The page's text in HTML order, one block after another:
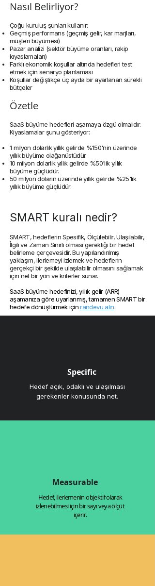
Nasıl Belirliyor?
Çoğu kuruluş şunları kullanır:
Geçmiş performans (geçmiş gelir, kar marjları,
müşteri büyümesi)
Pazar analizi (sektör büyüme oranları, rakip
kıyaslamaları)
Farklı ekonomik koşullar altında hedefleri test
etmek için senaryo planlaması
Koşullar değiştikçe üç ayda bir ayarlanan sürekli
bütçeler
Özetle
SaaS büyüme hedefleri aşamaya özgü olmalıdır.
Kıyaslamalar şunu gösteriyor:
1 milyon dolarlık yıllık gelirde %150'nin üzerinde
yıllık büyüme olağanüstüdür.
10 milyon dolarlık yıllık gelirde %50'lik yıllık
büyüme güçlüdür.
50 milyon doların üzerinde yıllık gelirde %25'lik
yıllık büyüme güçlüdür.
SMART kuralı nedir?
SMART, hedeflerin Spesifik, Ölçülebilir, Ulaşılabilir,
İlgili ve Zaman Sınırlı olması gerektiği bir hedef
belirleme çerçevesidir. Bu yapılandırılmış
yaklaşım, ilerlemeyi izlemek ve hedeflerin
gerçekçi bir şekilde ulaşılabilir olmasını sağlamak
için net bir yön ve kriterler sunar.
SaaS büyüme hedefinizi, yıllık gelir (ARR)
aşamanıza göre uyarlanmış, tamamen SMART bir
hedefe dönüştürmek içinrandevu alın.
Specific
Hedef açık, odaklı ve ulaşılması
gerekenler konusunda net.
Measurable
Hedef, ilerlemenin objektif olarak
izlenebilmesi için bir sayı veya ölçüt
içerir.